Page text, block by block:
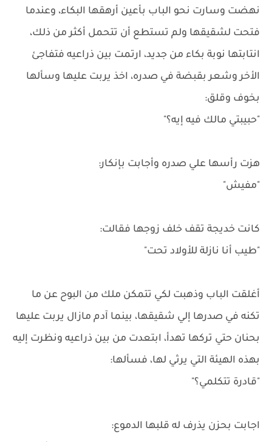
نهضت وسارت نحو الباب بأعين أرهقها البكاء، وعندما
فتحت لشقيقها ولم تستطع أن تتحمل أكثر من ذلك،
انتابتها نوبة بكاء من جديد، ارتمت بين ذراعيه فتفاجئ
الأخر وشعر بقبضة في صدره، اخذ يربت عليها وسألها
بخوف وقلق:
"حبيبتي مالك فيه إيه؟"
هزت رأسها علي صدره وأجابت بإنكار:
"مفيش"
كانت خديجة تقف خلف زوجها فقالت:
"طيب أنا نازلة للأولاد تحت"
أغلقت الباب وذهبت لكي تتمكن ملك من البوح عن ما
تكنه في صدرها إلي شقيقها، بينما آدم مازال يربت عليها
بحنان حتي تركها تهدأ، ابتعدت من بين ذراعيه ونظرت إليه
بهذه الهيئة التي يرثي لها، فسألها:
"قادرة تتكلمي؟"
اجابت بحزن يذرف له قلبها الدموع: